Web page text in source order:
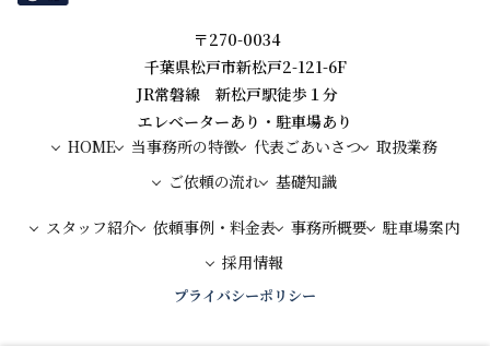
〒270-0034
千葉県松戸市新松戸2-121-6F
JR常磐線 新松戸駅徒歩１分
エレベーターあり・駐車場あり
HOME
当事務所の特徴 代表ごあいさつ
取扱業務
ご依頼の流れ
基礎知識
スタッフ紹介 依頼事例・料金表 事務所概要
駐車場案内
採用情報
プライバシーポリシー